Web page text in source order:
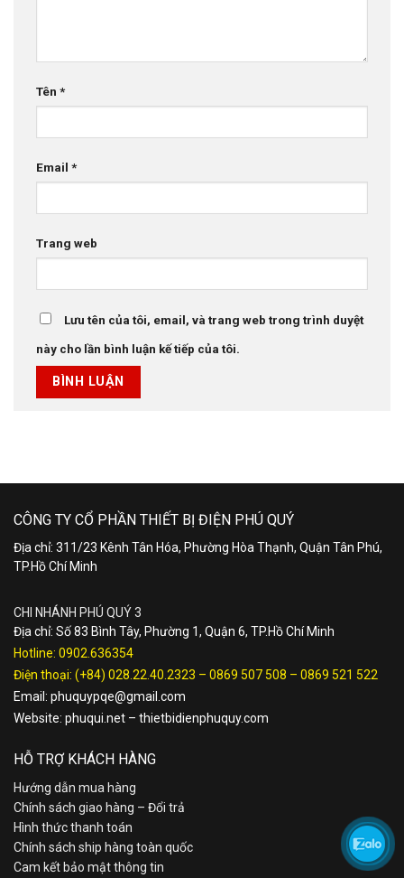
Tên *
Email *
Trang web
Lưu tên của tôi, email, và trang web trong trình duyệt
này cho lần bình luận kế tiếp của tôi.
CÔNG TY CỔ PHẦN THIẾT BỊ ĐIỆN PHÚ QUÝ
Địa chỉ: 311/23 Kênh Tân Hóa, Phường Hòa Thạnh, Quận Tân Phú,
TP.Hồ Chí Minh
CHI NHÁNH PHÚ QUÝ 3
Địa chỉ: Số 83 Bình Tây, Phường 1, Quận 6, TP.Hồ Chí Minh
Hotline: 0902.636354
Điện thoại: (+84) 028.22.40.2323 – 0869 507 508 – 0869 521 522
Email: phuquypqe@gmail.com
Website: phuqui.net – thietbidienphuquy.com
HỖ TRỢ KHÁCH HÀNG
Hướng dẫn mua hàng
Chính sách giao hàng – Đổi trả
Hình thức thanh toán
Chính sách ship hàng toàn quốc
Cam kết bảo mật thông tin